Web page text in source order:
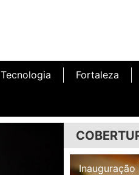
Tecnologia Fortaleza
Inauguração